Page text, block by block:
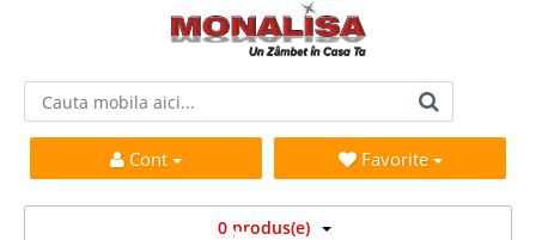
Cont Favorite
0 produs(e)